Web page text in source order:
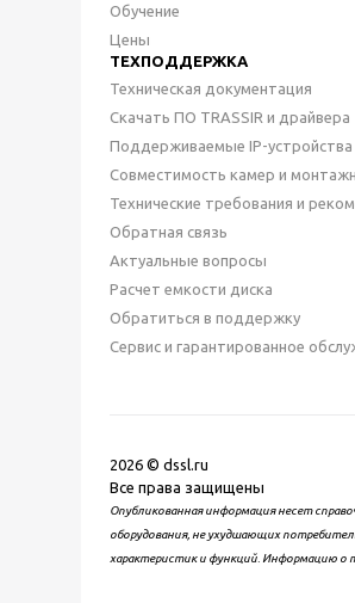
Обучение
Цены
ТЕХПОДДЕРЖКА
Техническая документация
Скачать ПО TRASSIR и драйвера
Поддерживаемые IP-устройства
Совместимость камер и
Технические требования и
Обратная связь
Актуальные вопросы
Расчет емкости диска
Обратиться в поддержку
Сервис и гарантированное
2026 © dssl.ru
Все права защищены
Опубликованная информация несет
оборудования, не ухудшающих
характеристик и функций. Информацию о